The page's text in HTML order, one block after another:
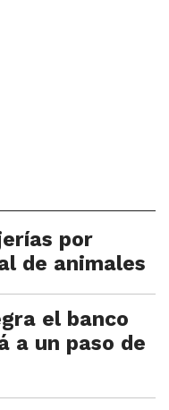
por
de animales
el banco
a un paso de